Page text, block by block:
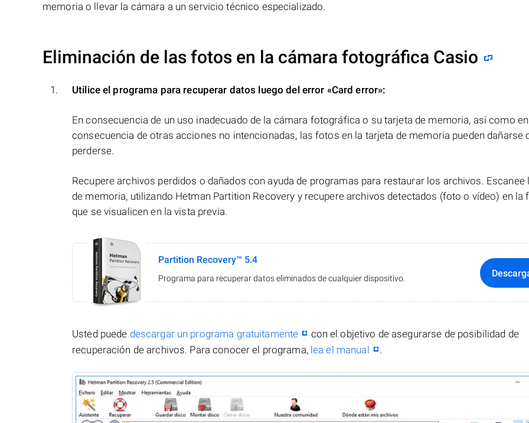
memoria o llevar la cámara a un servicio técnico especializado.
Eliminación de las fotos en la cámara fotográfica Casio
Utilice el programa para recuperar datos luego del error «Card error»:
En consecuencia de un uso inadecuado de la cámara fotográfica o su tarjeta de memoria, así como en
consecuencia de otras acciones no intencionadas, las fotos en la tarjeta de memoria pueden dañarse
perderse.
Recupere archivos perdidos o dañados con ayuda de programas para restaurar los archivos. Escanee
de memoria, utilizando Hetman Partition Recovery y recupere archivos detectados (foto o vídeo) en la
que se visualicen en la vista previa.
Partition Recovery™ 5.4
Programa para recuperar datos eliminados de cualquier dispositivo.
Usted puede descargar un programa gratuitamente
con el objetivo de asegurarse de posibilidad de
recuperación de archivos. Para conocer el programa, lea el manual .